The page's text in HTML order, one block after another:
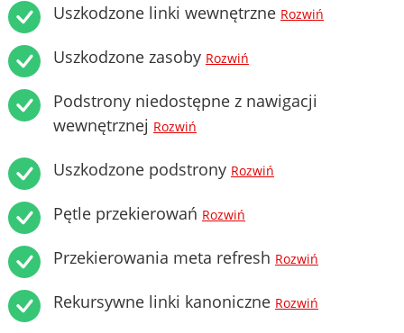
Uszkodzone linki wewnętrzne Rozwiń
Uszkodzone zasoby Rozwiń
Podstrony niedostępne z nawigacji
wewnętrznej Rozwiń
Uszkodzone podstrony Rozwiń
Pętle przekierowań Rozwiń
Przekierowania meta refresh Rozwiń
Rekursywne linki kanoniczne Rozwiń